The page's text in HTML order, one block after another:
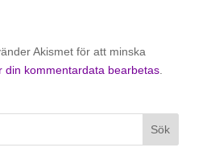
Akismet för att minska
din kommentardata bearbetas.